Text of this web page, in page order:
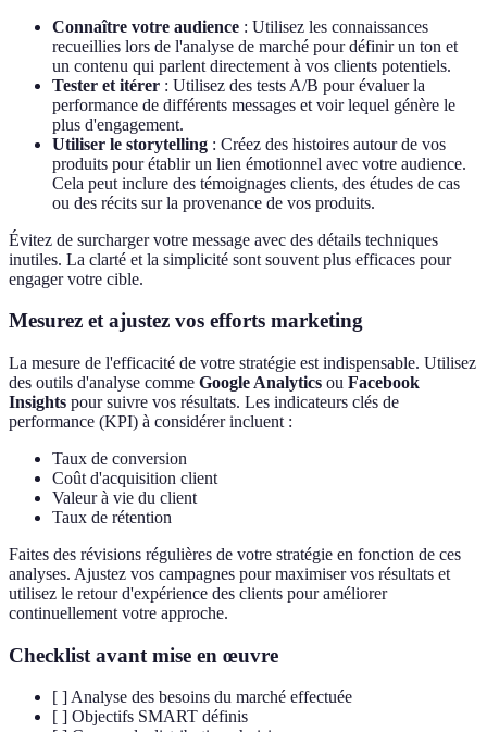
Connaître votre audience : Utilisez les connaissances
recueillies lors de l'analyse de marché pour définir un ton et
un contenu qui parlent directement à vos clients potentiels.
Tester et itérer : Utilisez des tests A/B pour évaluer la
performance de différents messages et voir lequel génère le
plus d'engagement.
Utiliser le storytelling : Créez des histoires autour de vos
produits pour établir un lien émotionnel avec votre audience.
Cela peut inclure des témoignages clients, des études de cas
ou des récits sur la provenance de vos produits.
Évitez de surcharger votre message avec des détails techniques
inutiles. La clarté et la simplicité sont souvent plus efficaces pour
engager votre cible.
Mesurez et ajustez vos efforts marketing
La mesure de l'efficacité de votre stratégie est indispensable. Utilisez
des outils d'analyse comme Google Analytics ou Facebook
Insights pour suivre vos résultats. Les indicateurs clés de
performance (KPI) à considérer incluent :
Taux de conversion
Coût d'acquisition client
Valeur à vie du client
Taux de rétention
Faites des révisions régulières de votre stratégie en fonction de ces
analyses. Ajustez vos campagnes pour maximiser vos résultats et
utilisez le retour d'expérience des clients pour améliorer
continuellement votre approche.
Checklist avant mise en œuvre
[ ] Analyse des besoins du marché effectuée
[ ] Objectifs SMART définis